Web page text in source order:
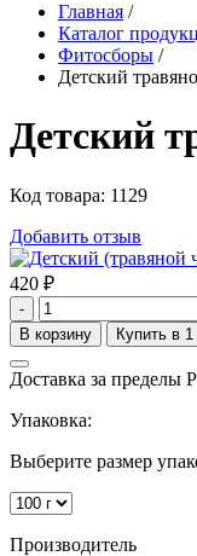
Главная /
Каталог
Фитосборы /
Детский
Детский
Код товара: 1129
Добавить отзыв
420 ₽
-
Доставка за пределы
Упаковка:
Выберите размер
Производитель